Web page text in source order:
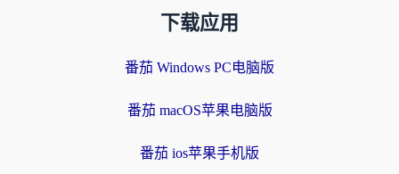
下载应用
番茄 Windows PC电脑版
番茄 macOS苹果电脑版
番茄 ios苹果手机版